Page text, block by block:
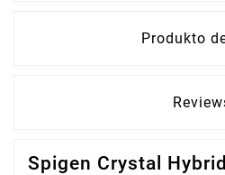
Produkto
Spigen Crystal